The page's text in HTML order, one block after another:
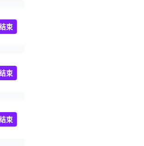
束
束
束